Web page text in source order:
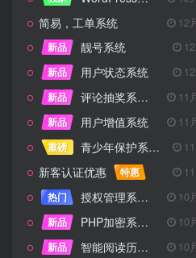
简易，工单系统
12
新品
靓号系统
新品
用户状态系统
新品
评论抽奖系统 – 完整功能详解
11
新品
用户增值系统
11
重磅
青少年保护系统 专为子比主题开发
新客认证优惠 特惠
热门
授权管理系统子比主题专版
10
新品
PHP加密系统专业版
10
新品
智能阅读历史系统 10